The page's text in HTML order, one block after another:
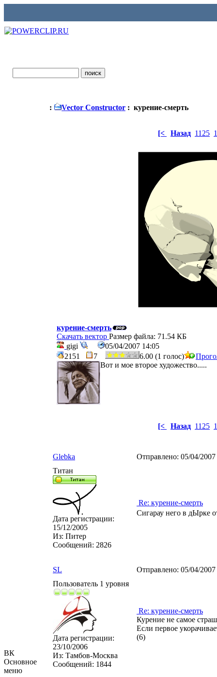
ВК
Основное
меню
: Vector Constructor : курение-смерть
[< Назад 1125
курение-смерть
Скачать вектор Размер файла: 71.54 КБ
gigi
05/04/2007 14:05
2151
7 6.00 (1 голос)
Вот и мое второе художество.....
[< Назад 1125
Glebka Отправлено: 05/04/
Титан
Дата регистрации:
15/12/2005
Из: Питер
Сообщений: 2826
Re: курение-смерть
Сигарау него в дЫрке
SL Отправлено: 05/04/
Пользователь 1 уровня
Дата регистрации:
23/10/2006
Из: Тамбов-Москва
Сообщений: 1844
Re: курение-смерть
Курение не самое
Если первое
(6)